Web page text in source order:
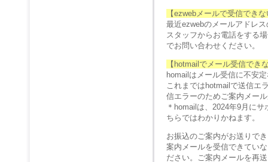
【ezwebメールで受信でき
最近ezwebのメールアドレ
スタッフからお電話をする
でお問い合わせください。
【hotmailでメール受信でき
homailはメール受信に不安
これまではhotmailで送信エ
信エラーのためご案内メー
＊homailは、2024年9月に
ちらではわかりかねます。
お振込のご案内がお送りで
案内メールを受信できてい
ださい。ご案内メールを再